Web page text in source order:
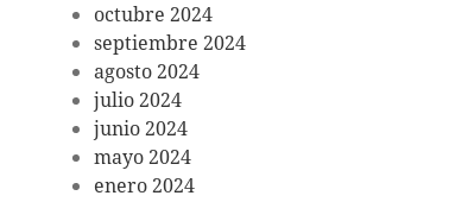
octubre 2024
septiembre 2024
agosto 2024
julio 2024
junio 2024
mayo 2024
enero 2024